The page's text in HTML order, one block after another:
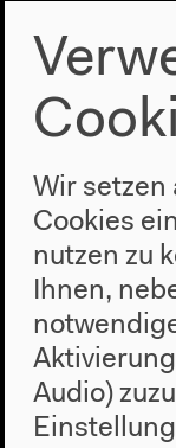
Möchten Sie von
How to
Detroit
Wir setzen
Cookies
nutzen zu
Ihnen,
Audio)